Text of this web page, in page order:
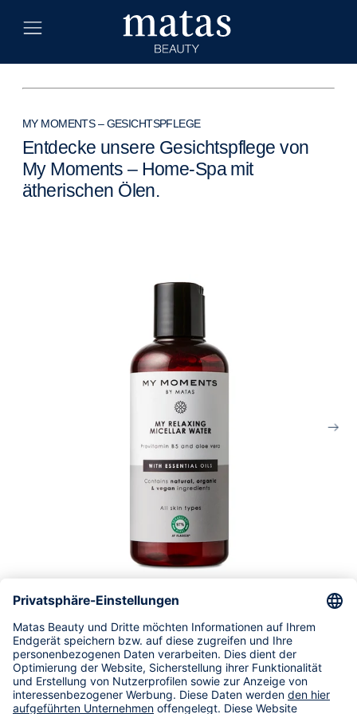
MY MOMENTS – GESICHTSPFLEGE
Entdecke unsere Gesichtspflege von
My Moments – Home-Spa mit
ätherischen Ölen.
My Moments
My Moments Entspannendes Mizellenwasser